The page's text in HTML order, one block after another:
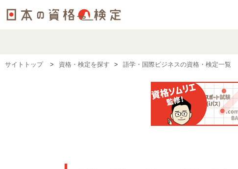
サイトトップ 資格・検定を探す 語学・国際ビジネスの資格・検定一覧